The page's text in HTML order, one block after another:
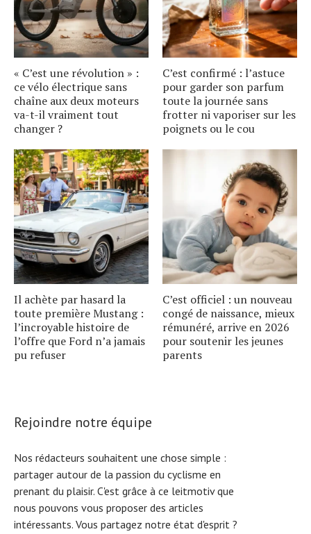
« C’est une révolution » :
ce vélo électrique sans
chaîne aux deux moteurs
va-t-il vraiment tout
changer ?
C’est confirmé : l’astuce
pour garder son parfum
toute la journée sans
frotter ni vaporiser sur les
poignets ou le cou
Il achète par hasard la
toute première Mustang :
l’incroyable histoire de
l’offre que Ford n’a jamais
pu refuser
C’est officiel : un nouveau
congé de naissance, mieux
rémunéré, arrive en 2026
pour soutenir les jeunes
parents
Rejoindre notre équipe
Nos rédacteurs souhaitent une chose simple :
partager autour de la passion du cyclisme en
prenant du plaisir. C'est grâce à ce leitmotiv que
nous pouvons vous proposer des articles
intéressants. Vous partagez notre état d'esprit ?